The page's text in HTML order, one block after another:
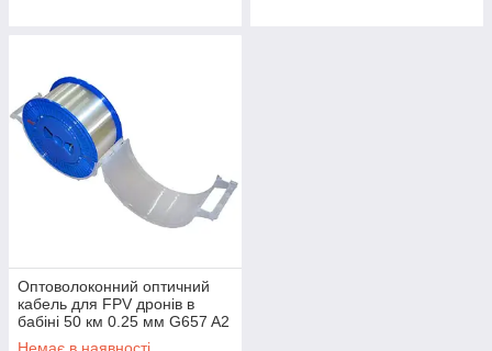
Оптоволоконний оптичний
кабель для FPV дронів в
бабіні 50 км 0.25 мм G657 A2
одномодовий